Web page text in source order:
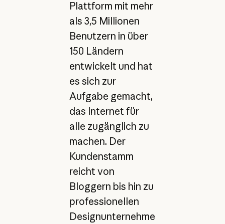
Plattform mit mehr
als 3,5 Millionen
Benutzern in über
150 Ländern
entwickelt und hat
es sich zur
Aufgabe gemacht,
das Internet für
alle zugänglich zu
machen. Der
Kundenstamm
reicht von
Bloggern bis hin zu
professionellen
Designunternehme